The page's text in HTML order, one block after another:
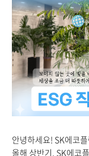
안녕하세요! SK에코
올해 상반기, SK에코